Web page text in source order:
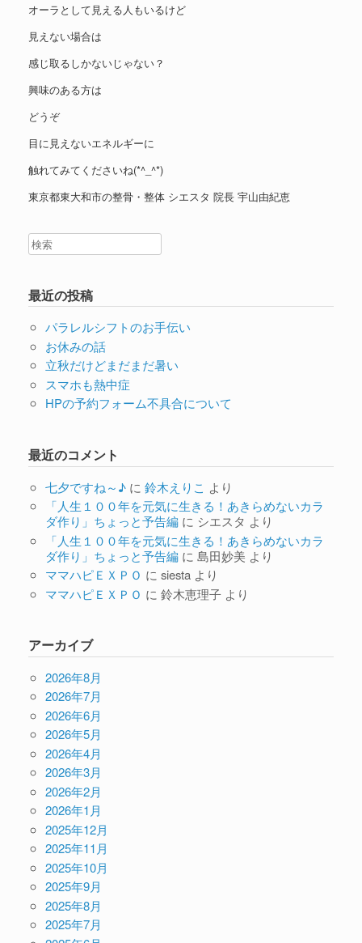
オーラとして見える人もいるけど
見えない場合は
感じ取るしかないじゃない？
興味のある方は
どうぞ
目に見えないエネルギーに
触れてみてくださいね(*^_^*)
東京都東大和市の整骨・整体 シエスタ 院長 宇山由紀恵
最近の投稿
パラレルシフトのお手伝い
お休みの話
立秋だけどまだまだ暑い
スマホも熱中症
HPの予約フォーム不具合について
最近のコメント
七夕ですね～♪に 鈴木えりこ より
「人生１００年を元気に生きる！あきらめないカラ
ダ作り」ちょっと予告編に シエスタ より
「人生１００年を元気に生きる！あきらめないカラ
ダ作り」ちょっと予告編に 島田妙美 より
ママハピＥＸＰＯ に siestaより
ママハピＥＸＰＯ に 鈴木恵理子より
アーカイブ
2026年8月
2026年7月
2026年6月
2026年5月
2026年4月
2026年3月
2026年2月
2026年1月
2025年12月
2025年11月
2025年10月
2025年9月
2025年8月
2025年7月